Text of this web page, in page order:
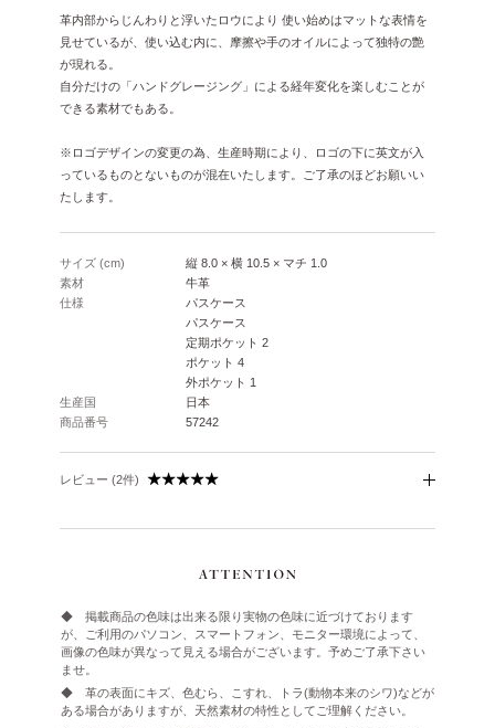
革内部からじんわりと浮いたロウにより 使い始めはマットな表情を
見せているが、使い込む内に、摩擦や手のオイルによって独特の艶
が現れる。
自分だけの「ハンドグレージング」による経年変化を楽しむことが
できる素材でもある。
※ロゴデザインの変更の為、生産時期により、ロゴの下に英文が入
っているものとないものが混在いたします。ご了承のほどお願いい
たします。
サイズ (cm)
縦 8.0 × 横 10.5 × マチ 1.0
素材
牛革
仕様
パスケース
パスケース
定期ポケット 2
ポケット 4
外ポケット 1
生産国
日本
商品番号
57242
レビュー (2件)
◆ 掲載商品の色味は出来る限り実物の色味に近づけております
が、ご利用のパソコン、スマートフォン、モニター環境によって、
画像の色味が異なって見える場合がございます。予めご了承下さい
ませ。
◆ 革の表面にキズ、色むら、こすれ、トラ(動物本来のシワ)などが
ある場合がありますが、天然素材の特性としてご理解ください。